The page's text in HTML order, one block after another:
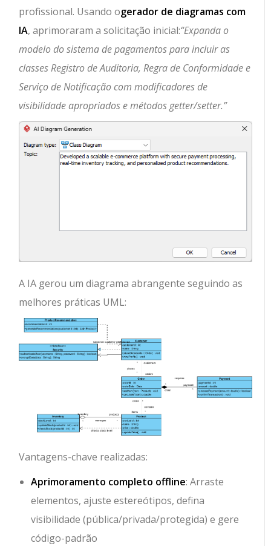
profissional. Usando ogerador de diagramas com
IA, aprimoraram a solicitação inicial:“Expanda o
modelo do sistema de pagamentos para incluir as
classes Registro de Auditoria, Regra de Conformidade e
Serviço de Notificação com modificadores de
visibilidade apropriados e métodos getter/setter.”
A IA gerou um diagrama abrangente seguindo as
melhores práticas UML:
Vantagens-chave realizadas:
Aprimoramento completo offline: Arraste
elementos, ajuste estereótipos, defina
visibilidade (pública/privada/protegida) e gere
código-padrão